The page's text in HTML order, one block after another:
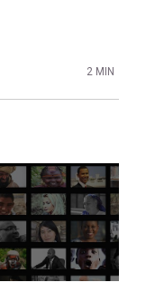
2 MIN